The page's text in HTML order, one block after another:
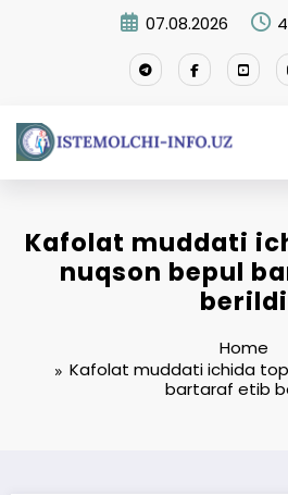
07.08.2026
Kafolat muddati
nuqson bepul
berildi
Home
Kafolat muddati ichida
bartaraf etib